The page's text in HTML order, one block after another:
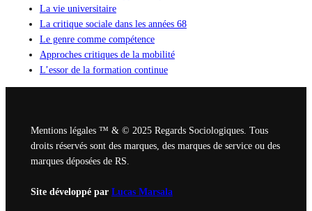
La vie universitaire
La critique sociale dans les années 68
Le genre comme compétence
Approches critiques de la mobilité
L’essor de la formation continue
Mentions légales ™ & © 2025 Regards Sociologiques. Tous
droits réservés sont des marques, des marques de service ou des
marques déposées de RS.
Site développé par Lucas Marsala